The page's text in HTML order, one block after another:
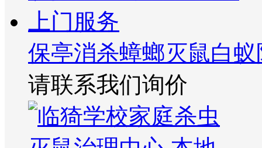
保亭消杀蟑螂灭鼠白
请联系我们询价